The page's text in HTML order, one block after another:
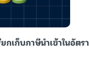
เก็บภาษีนำเข้าในอัตรา